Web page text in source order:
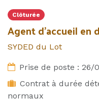
Clôturée
Agent d'accueil en
SYDED du Lot
Prise de poste : 26/
Contrat à durée
normaux